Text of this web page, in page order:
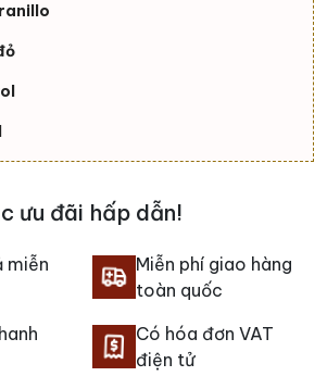
ưu đãi hấp dẫn!
miễn
Miễn phí giao hàng
toàn quốc
Có hóa đơn VAT
điện tử